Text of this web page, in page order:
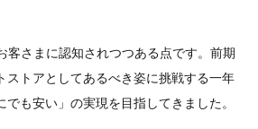
客さまに認知されつつある点です。前期
ストアとしてあるべき姿に挑戦する一年
も安い」の実現を目指してきました。